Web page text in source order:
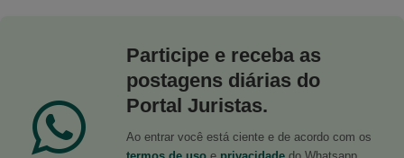
Participe e receba as
postagens diárias do
Portal Juristas.
Ao entrar você está ciente e de acordo com os